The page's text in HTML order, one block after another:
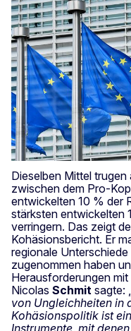
Dieselben Mittel
zwischen dem Pro-
entwickelten 10 % der
stärksten entwickelten
verringern. Das zeigt
Kohäsionsbericht. Er
regionale
zugenommen haben
Herausforderungen
Nicolas Schmit sagte:
von Ungleichheiten in
Kohäsionspolitik ist